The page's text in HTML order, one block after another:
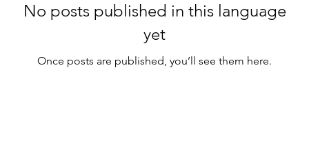
No posts published in this language
yet
Once posts are published, you’ll see them here.